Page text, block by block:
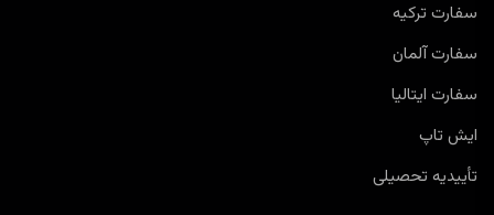
سفارت ترکیه
سفارت آلمان
سفارت ایتالیا
ایش تاپ
تأییدیه تحصیلی